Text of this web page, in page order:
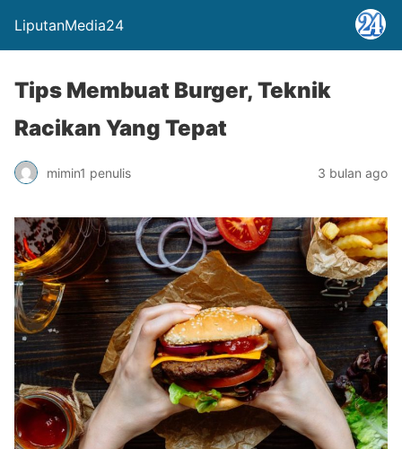
LiputanMedia24
Tips Membuat Burger, Teknik
Racikan Yang Tepat
mimin1 penulis 3 bulan ago